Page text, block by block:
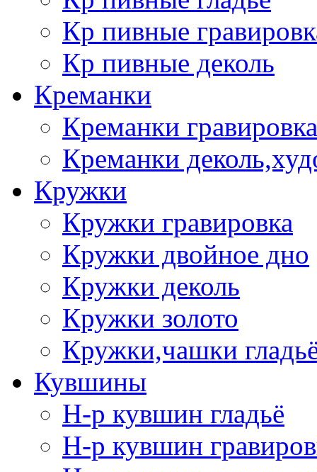
Кр пивные
Кр пивные деколь
Креманки
Креманки
Креманки
Кружки
Кружки гравировка
Кружки двойное дно
Кружки деколь
Кружки золото
Кружки,чашки
Кувшины
Н-р кувшин гладьё
Н-р кувшин